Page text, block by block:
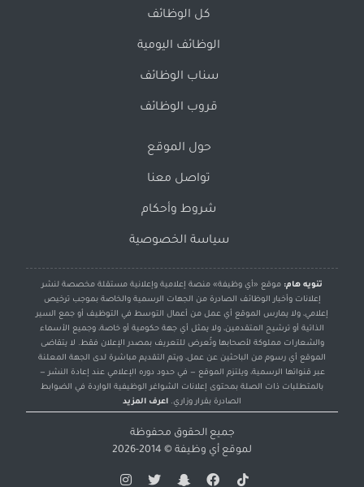
كل الوظائف
الوظائف اليومية
سناب الوظائف
قروب الوظائف
حول الموقع
تواصل معنا
شروط وأحكام
سياسة الخصوصية
تنويه هام: موقع «أي وظيفة» منصة إعلامية وإعلانية مستقلة مخصصة لنشر
إعلانات وأخبار الوظائف الصادرة من الجهات الرسمية والخاصة بموجب ترخيص
إعلامي، ولا يمارس الموقع أي عمل من أعمال التوسط في التوظيف أو جمع السير
الذاتية أو ترشيح المتقدمين، ولا يمثل أي جهة حكومية أو خاصة، وجميع الأسماء
والشعارات مملوكة لأصحابها وتُعرض للتعريف بمصدر الإعلان فقط. لا يتقاضى
الموقع أي رسوم من الباحثين عن عمل، ويتم التقديم مباشرة لدى الجهة المعلنة
عبر قنواتها الرسمية، ويلتزم الموقع — في حدود دوره الإعلامي عند إعادة النشر —
بالمتطلبات ذات الصلة بمحتوى إعلانات الشواغر الوظيفية الواردة في الضوابط
الصادرة بقرار وزاري. اعرف المزيد
جميع الحقوق محفوظة
لموقع أي وظيفة © 2014-2026